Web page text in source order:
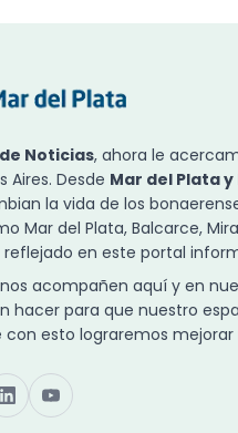
Noticias, ahora le
Aires. Desde Mar del Plata y
la vida de los
Mar del Plata, Balcarce,
en este portal
acompañen aquí y en
hacer para que nuestro
con esto lograremos